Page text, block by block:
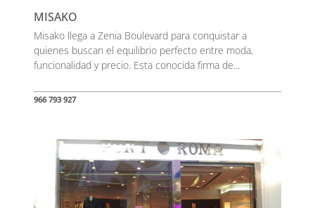
MISAKO
Misako llega a Zenia Boulevard para conquistar a
quienes buscan el equilibrio perfecto entre moda,
funcionalidad y precio. Esta conocida firma de...
966 793 927